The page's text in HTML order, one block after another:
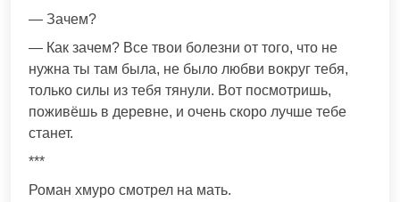
— Зачем?
— Как зачем? Все твои болезни от того, что не
нужна ты там была, не было любви вокруг тебя,
только силы из тебя тянули. Вот посмотришь,
поживёшь в деревне, и очень скоро лучше тебе
станет.
***
Роман хмуро смотрел на мать.